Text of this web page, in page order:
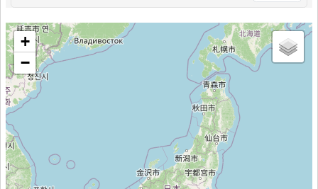
+
−